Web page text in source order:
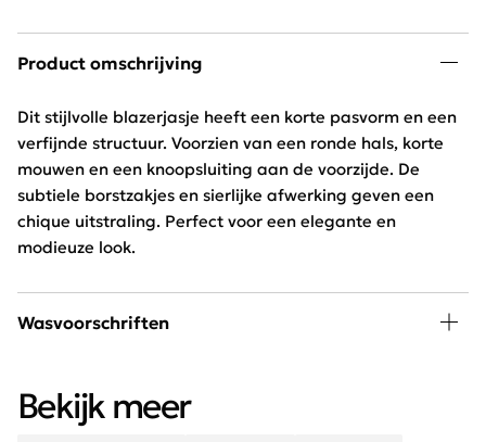
Product omschrijving
Dit stijlvolle blazerjasje heeft een korte pasvorm en een
verfijnde structuur. Voorzien van een ronde hals, korte
mouwen en een knoopsluiting aan de voorzijde. De
subtiele borstzakjes en sierlijke afwerking geven een
chique uitstraling. Perfect voor een elegante en
modieuze look.
Wasvoorschriften
Bekijk meer